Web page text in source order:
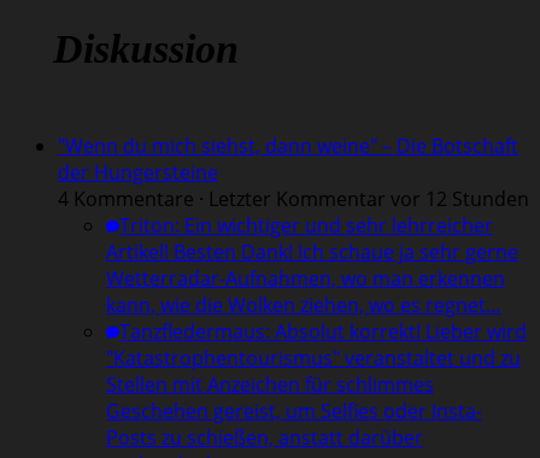
Diskussion
"Wenn du mich siehst, dann weine" – Die Botschaft
der Hungersteine
4 Kommentare · Letzter Kommentar vor 12 Stunden
Triton: Ein wichtiger und sehr lehrreicher
Artikel! Besten Dank! Ich schaue ja sehr gerne
Wetterradar-Aufnahmen, wo man erkennen
kann, wie die Wolken ziehen, wo es regnet…
Tanzfledermaus: Absolut korrekt! Lieber wird
"Katastrophentourismus" veranstaltet und zu
Stellen mit Anzeichen für schlimmes
Geschehen gereist, um Selfies oder Insta-
Posts zu schießen, anstatt darüber